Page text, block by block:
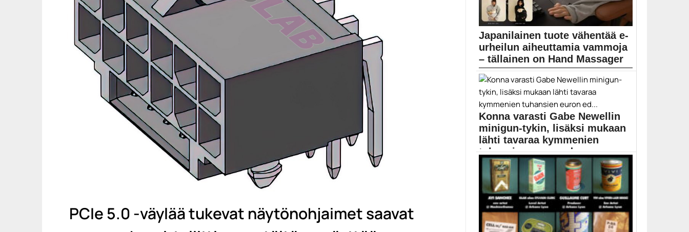
PCIe 5.0 -väylää tukevat näytönohjaimet saavat
Japanilainen tuote vähentää e-
urheilun aiheuttamia vammoja
– tällainen on Hand Massager
Japanilaisen peliyhtiön Bauhutten kehittämän tuotteen
Peliuutiset
Konna varasti Gabe Newellin
minigun-tykin, lisäksi mukaan
lähti tavaraa kymmenien
tuhansien euron ed...
Murtovaras teki viime kesänä iskun Valven tiloihin.
Valven...
Gabe Newell